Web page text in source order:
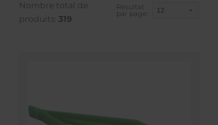
Nombre total de
produits: 319
Résultat
par page: